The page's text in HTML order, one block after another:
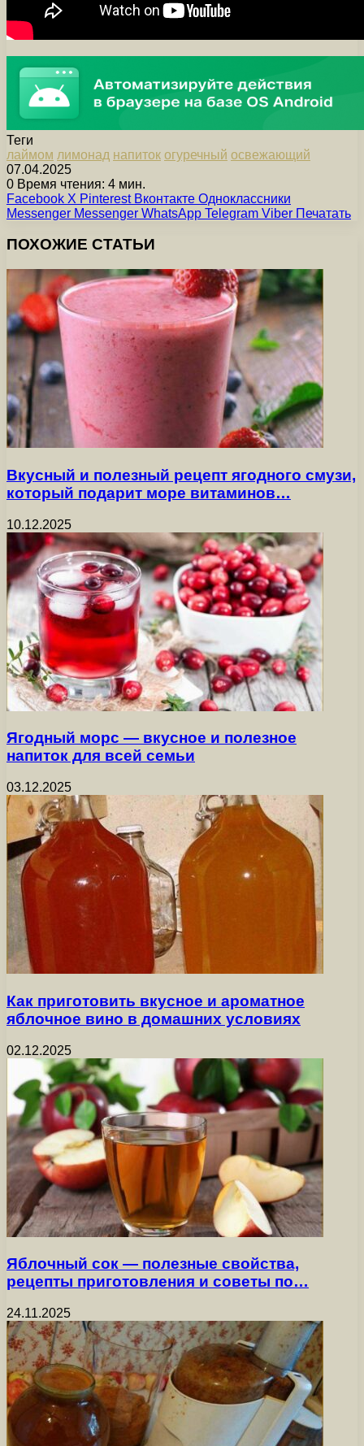
Теги
лаймом лимонад напиток огуречный освежающий
07.04.2025
0 Время чтения: 4 мин.
Facebook X Pinterest Вконтакте Одноклассники
Messenger Messenger WhatsApp Telegram Viber Печатать
ПОХОЖИЕ СТАТЬИ
Вкусный и полезный рецепт ягодного смузи,
который подарит море витаминов…
10.12.2025
Ягодный морс — вкусное и полезное
напиток для всей семьи
03.12.2025
Как приготовить вкусное и ароматное
яблочное вино в домашних условиях
02.12.2025
Яблочный сок — полезные свойства,
рецепты приготовления и советы по…
24.11.2025